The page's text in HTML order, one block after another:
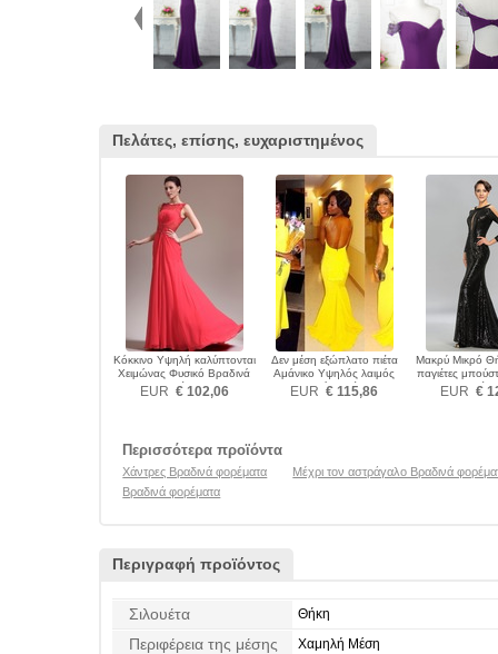
Πελάτες, επίσης, ευχαριστημένος
Κόκκινο Υψηλή καλύπτονται
Χειμώνας Φυσικό Βραδινά
φορέματα
EUR € 102,06
Δεν μέση εξώπλατο πιέτα
Αμάνικο Υψηλός λαιμός
Βραδινά φορέματα
EUR € 115,86
Μακρύ Μικρό
παγιέτες
EUR €
Περισσότερα προϊόντα
Χάντρες Βραδινά φορέματα
Μέχρι τον αστράγαλο Βραδινά
Βραδινά φορέματα
Περιγραφή προϊόντος
Σιλουέτα Θήκη
Περιφέρεια της μέσης Χαμηλή Μέση